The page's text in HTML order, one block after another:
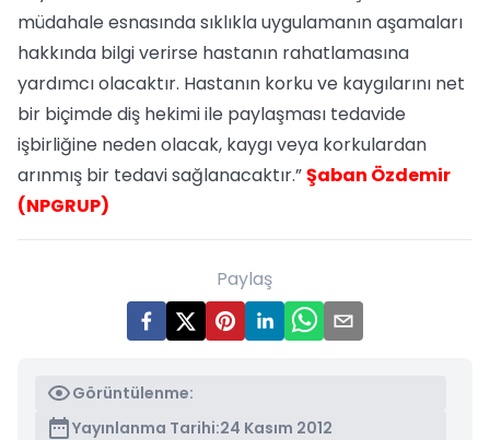
müdahale esnasında sıklıkla uygulamanın aşamaları
hakkında bilgi verirse hastanın rahatlamasına
yardımcı olacaktır. Hastanın korku ve kaygılarını net
bir biçimde diş hekimi ile paylaşması tedavide
işbirliğine neden olacak, kaygı veya korkulardan
arınmış bir tedavi sağlanacaktır.”Şaban Özdemir
(NPGRUP)
Paylaş
Görüntülenme:
Yayınlanma Tarihi:24 Kasım 2012